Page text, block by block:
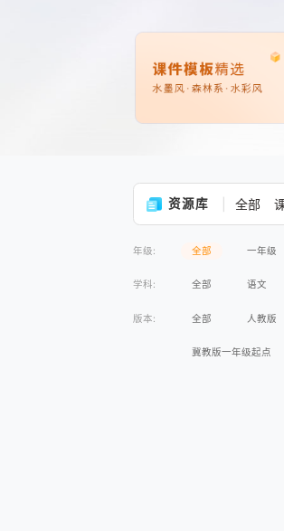
资源库 全部
年级: 全部 一年级
学科: 全部 语文
版本: 全部 人教版
冀教版一年级起点